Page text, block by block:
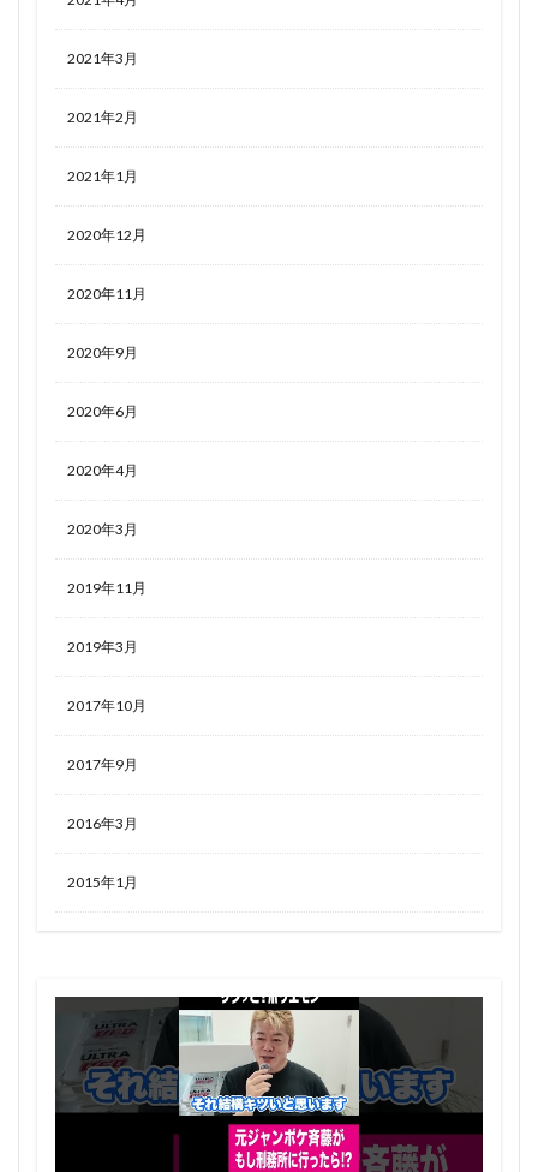
2021年3月
2021年2月
2021年1月
2020年12月
2020年11月
2020年9月
2020年6月
2020年4月
2020年3月
2019年11月
2019年3月
2017年10月
2017年9月
2016年3月
2015年1月